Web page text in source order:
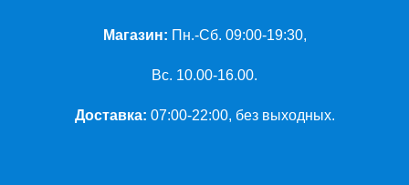
Магазин: Пн.-Сб. 09:00-19:30,
Вс. 10.00-16.00.
Доставка: 07:00-22:00, без выходных.